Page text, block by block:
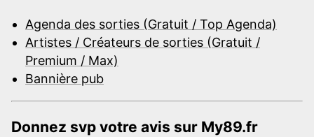
Agenda des sorties (Gratuit / Top Agenda)
Artistes / Créateurs de sorties (Gratuit /
Premium / Max)
Bannière pub
Donnez svp votre avis sur My89.fr